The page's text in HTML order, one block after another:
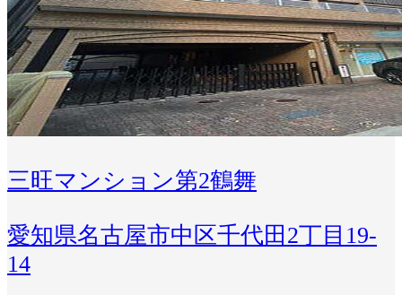
三旺マンション第2鶴舞
愛知県名古屋市中区千代田2丁目19-
14